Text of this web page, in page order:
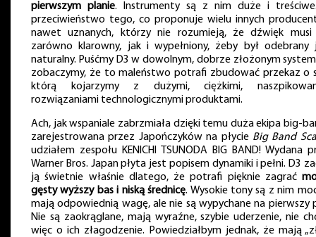
pierwszym planie. Instrumenty są z nim duże i
przeciwieństwo tego, co proponuje wielu innych
nawet uznanych, którzy nie rozumieją, że dźwięk musi
zarówno klarowny, jak i wypełniony, żeby był odebrany
naturalny. Puśćmy D3 w dowolnym, dobrze złożonym
zobaczymy, że to maleństwo potrafi zbudować przekaz o
którą kojarzymy z dużymi, ciężkimi,
rozwiązaniami technologicznymi produktami.
Ach, jak wspaniale zabrzmiała dzięki temu duża ekipa big-
zarejestrowana przez Japończyków na płycie Big Band
udziałem zespołu KENICHI TSUNODA BIG BAND! Wydana
Warner Bros. Japan płyta jest popisem dynamiki i pełni. D3
ją świetnie właśnie dlatego, że potrafi pięknie zagrać
gęsty wyższy bas i niską średnicę. Wysokie tony są z nim
mają odpowiednią wagę, ale nie są wypychane na pierwszy
Nie są zaokrąglane, mają wyraźne, szybie uderzenie, nie
więc o ich złagodzenie. Powiedziałbym jednak, że mają